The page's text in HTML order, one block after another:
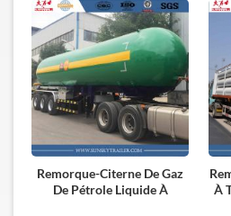
Remorque-Citerne De Gaz
De Pétrole Liquide À
À